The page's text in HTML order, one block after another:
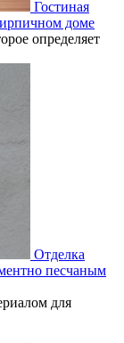
Гостиная
доме
определяет
Отделка
песчаным
для